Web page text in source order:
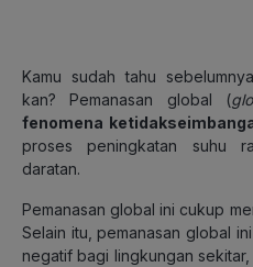
Kamu sudah tahu
kan? Pemanasan global (
fenomena
proses peningkatan suhu
daratan.
Pemanasan global ini cukup
Selain itu, pemanasan global
negatif bagi lingkungan